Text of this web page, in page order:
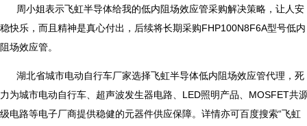
周小姐表示飞虹半导体给我的低内阻场效应管采购解决策略，让人安
稳快乐，而且精神是真心付出，后续将长期采购FHP100N8F6A型号低内
阻场效应管。
湖北省城市电动自行车厂家选择飞虹半导体低内阻场效应管代理，死
力为城市电动自行车、超声波发生器电路、LED照明产品、MOSFET共
级电路等电子厂商提供稳健的元器件供应保障。详情亦可百度搜索“飞虹